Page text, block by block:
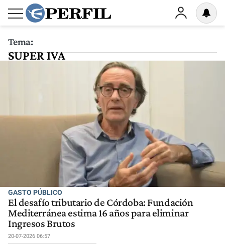
Tema:
SUPER IVA
GASTO PÚBLICO
El desafío tributario de Córdoba: Fundación
Mediterránea estima 16 años para eliminar
Ingresos Brutos
20-07-2026 06:57